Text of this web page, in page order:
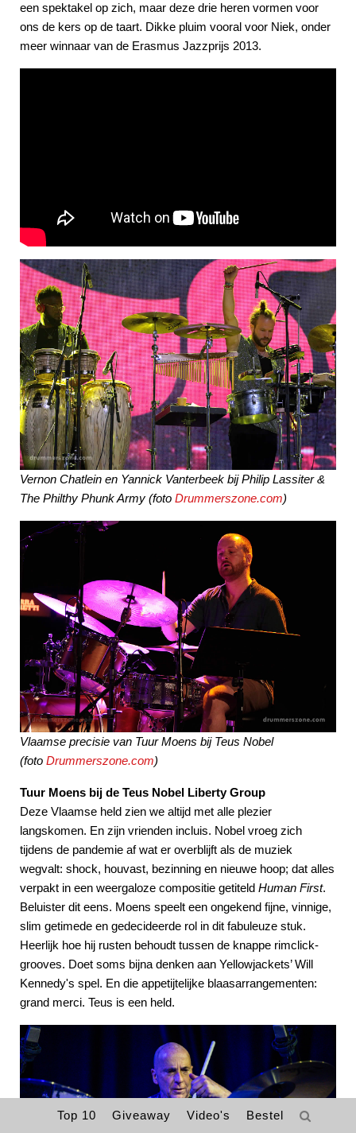
een spektakel op zich, maar deze drie heren vormen voor
ons de kers op de taart. Dikke pluim vooral voor Niek, onder
meer winnaar van de Erasmus Jazzprijs 2013.
Vernon Chatlein en Yannick Vanterbeek bij Philip Lassiter &
The Philthy Phunk Army (foto Drummerszone.com)
Vlaamse precisie van Tuur Moens bij Teus Nobel
(foto Drummerszone.com)
Tuur Moens bij de Teus Nobel Liberty Group
Deze Vlaamse held zien we altijd met alle plezier
langskomen. En zijn vrienden incluis. Nobel vroeg zich
tijdens de pandemie af wat er overblijft als de muziek
wegvalt: shock, houvast, bezinning en nieuwe hoop; dat alles
verpakt in een weergaloze compositie getiteld Human First.
Beluister dit eens. Moens speelt een ongekend fijne, vinnige,
slim getimede en gedecideerde rol in dit fabuleuze stuk.
Heerlijk hoe hij rusten behoudt tussen de knappe rimclick-
grooves. Doet soms bijna denken aan Yellowjackets’ Will
Kennedy's spel. En die appetijtelijke blaasarrangementen:
grand merci. Teus is een held.
Top 10 Giveaway Video's Bestel